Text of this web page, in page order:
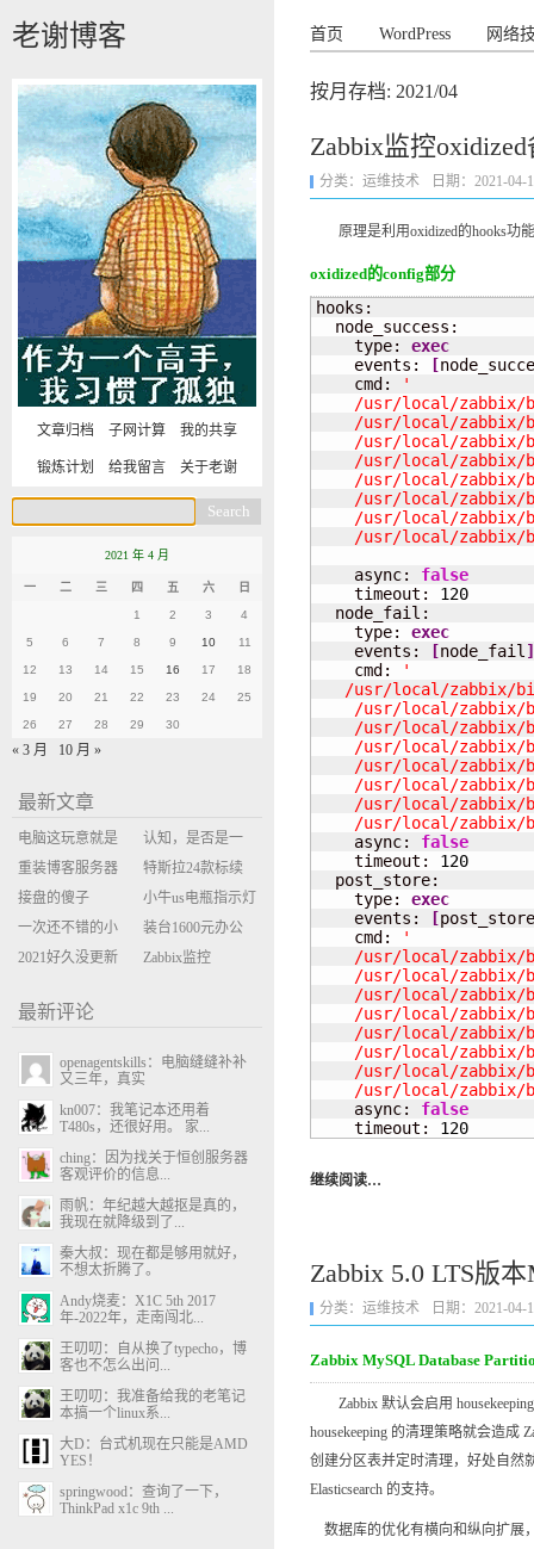
老谢博客 首页 WordPress 网络
按月存档: 2021/04
Zabbix监控
分类： 运维技术 日期：2021-04-
原理是利用oxidized的hooks功能
oxidized的config部分
hooks:
  node_success:
    type:
exec
    events:
[
    cmd:
'
/usr/local/zabbix/
/usr/local/zabbix/
/usr/local/zabbix/
/usr/local/zabbix/
/usr/local/zabbix/
/usr/local/zabbix/
/usr/local/zabbix/
/usr/local/zabbix/
    async:
false
    timeout:
120
  node_fail:
    type:
exec
    events:
[node_fail ]
    cmd:
'
/usr/local/zabbix/
/usr/local/zabbix/
/usr/local/zabbix/
/usr/local/zabbix/
/usr/local/zabbix/
/usr/local/zabbix/
/usr/local/zabbix/
/usr/local/zabbix/
async: false
    timeout:
120
  post_store:
    type:
exec
    events:
[post_store
    cmd:
'
/usr/local/zabbix/
/usr/local/zabbix/
/usr/local/zabbix/
/usr/local/zabbix/
/usr/local/zabbix/
/usr/local/zabbix/
/usr/local/zabbix/
/usr/local/zabbix/
async: false
    timeout:
120
继续阅读…
Zabbix 5.0 LTS版
分类： 运维技术 日期：2021-04-
Zabbix MySQL Database
Zabbix 默认会启用
housekeeping 的清理策略就会造成
创建分区表并定时清理，好处自然
Elasticsearch 的支持。
数据库的优化有横向和纵向扩展
文章归档 子网计算 我的共享
锻炼计划 给我留言 关于老谢
2021 年 4 月
一 二 三 四 五 六 日
1 2 3 4
5 6 7 8 9 10 11
12 13 14 15 16 17 18
19 20 21 22 23 24 25
26 27 28 29 30
« 3 月 10 月 »
最新文章
电脑这玩意就是
缝缝补补的事
认知，是否是一
座大山？当架构
决策变成配置清
单比价
重装博客服务器
环境
特斯拉24款标续
Model Y 2万公里
使用体验
接盘的傻子
小牛us电瓶指示灯
闪三次不上电
一次还不错的小
米售后体验
装台1600元办公
主机
2021好久没更新
Zabbix监控
最新评论
openagentskills：电脑缝缝补补
又三年，真实
kn007：我笔记本还用着
T480s，还很好用。 家...
ching：因为找关于恒创服务器
客观评价的信息...
雨帆：年纪越大越抠是真的，
我现在就降级到了...
秦大叔：现在都是够用就好，
不想太折腾了。
Andy烧麦：X1C 5th 2017
年-2022年，走南闯北...
王叨叨：自从换了typecho，博
客也不怎么出问...
王叨叨：我准备给我的老笔记
本搞一个linux系...
大D：台式机现在只能是AMD
YES！
springwood：查询了一下，
ThinkPad x1c 9th ...